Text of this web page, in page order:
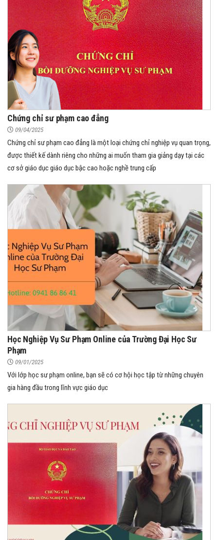
Chứng chỉ sư phạm cao đẳng
09/04/2025
Chứng chỉ sư phạm cao đẳng là một loại chứng chỉ nghiệp vụ quan trọng,
được thiết kế dành riêng cho những ai muốn tham gia giảng dạy tại các
cơ sở giáo dục giáo dục bậc cao hoặc nghề trung cấp
Học Nghiệp Vụ Sư Phạm Online của Trường Đại Học Sư
Phạm
09/01/2025
Với lớp học sư phạm online, bạn sẽ có cơ hội học tập từ những chuyên
gia hàng đầu trong lĩnh vực giáo dục